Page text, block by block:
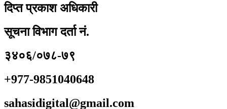
दिप्त प्रकाश अधिकारी
सूचना विभाग दर्ता नं.
३४०६/०७८-७९
+977-9851040648
sahasidigital@gmail.com